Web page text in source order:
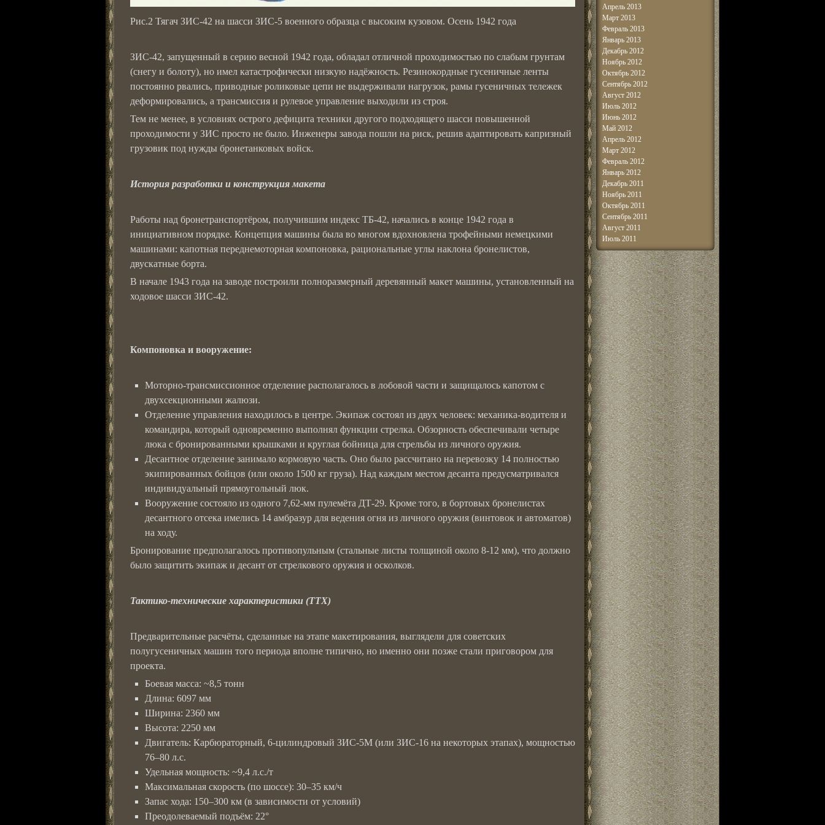
Рис.2 Тягач ЗИС-42 на шасси ЗИС-5 военного образца с высоким кузовом. Осень 1942 года
ЗИС-42, запущенный в серию весной 1942 года, обладал отличной проходимостью по слабым грунтам
(снегу и болоту), но имел катастрофически низкую надёжность. Резинокордные гусеничные ленты
постоянно рвались, приводные роликовые цепи не выдерживали нагрузок, рамы гусеничных тележек
деформировались, а трансмиссия и рулевое управление выходили из строя.
Тем не менее, в условиях острого дефицита техники другого подходящего шасси повышенной
проходимости у ЗИС просто не было. Инженеры завода пошли на риск, решив адаптировать капризный
грузовик под нужды бронетанковых войск.
История разработки и конструкция макета
Работы над бронетранспортёром, получившим индекс ТБ-42, начались в конце 1942 года в
инициативном порядке. Концепция машины была во многом вдохновлена трофейными немецкими
машинами: капотная переднемоторная компоновка, рациональные углы наклона бронелистов,
двускатные борта.
В начале 1943 года на заводе построили полноразмерный деревянный макет машины, установленный на
ходовое шасси ЗИС-42.
Компоновка и вооружение:
Моторно-трансмиссионное отделение располагалось в лобовой части и защищалось капотом с
двухсекционными жалюзи.
Отделение управления находилось в центре. Экипаж состоял из двух человек: механика-водителя и
командира, который одновременно выполнял функции стрелка. Обзорность обеспечивали четыре
люка с бронированными крышками и круглая бойница для стрельбы из личного оружия.
Десантное отделение занимало кормовую часть. Оно было рассчитано на перевозку 14 полностью
экипированных бойцов (или около 1500 кг груза). Над каждым местом десанта предусматривался
индивидуальный прямоугольный люк.
Вооружение состояло из одного 7,62-мм пулемёта ДТ-29. Кроме того, в бортовых бронелистах
десантного отсека имелись 14 амбразур для ведения огня из личного оружия (винтовок и автоматов)
на ходу.
Бронирование предполагалось противопульным (стальные листы толщиной около 8-12 мм), что должно
было защитить экипаж и десант от стрелкового оружия и осколков.
Тактико-технические характеристики (ТТХ)
Предварительные расчёты, сделанные на этапе макетирования, выглядели для советских
полугусеничных машин того периода вполне типично, но именно они позже стали приговором для
проекта.
Боевая масса: ~8,5 тонн
Длина: 6097 мм
Ширина: 2360 мм
Высота: 2250 мм
Двигатель: Карбюраторный, 6-цилиндровый ЗИС-5М (или ЗИС-16 на некоторых этапах), мощностью
76–80 л.с.
Удельная мощность: ~9,4 л.с./т
Максимальная скорость (по шоссе): 30–35 км/ч
Запас хода: 150–300 км (в зависимости от условий)
Преодолеваемый подъём: 22°
Апрель 2013
Март 2013
Февраль 2013
Январь 2013
Декабрь 2012
Ноябрь 2012
Октябрь 2012
Сентябрь 2012
Август 2012
Июль 2012
Июнь 2012
Май 2012
Апрель 2012
Март 2012
Февраль 2012
Январь 2012
Декабрь 2011
Ноябрь 2011
Октябрь 2011
Сентябрь 2011
Август 2011
Июль 2011